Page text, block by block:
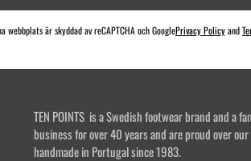
webbplats är skyddad av reCAPTCHA och GooglePrivacy Policyand
TEN POINTS is a Swedish footwear brand and a
business for over 40 years and are proud over
handmade in Portugal since 1983.